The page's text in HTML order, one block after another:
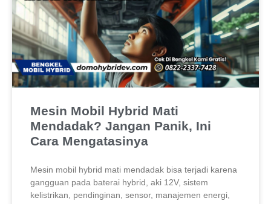
Mesin Mobil Hybrid Mati
Mendadak? Jangan Panik, Ini
Cara Mengatasinya
Mesin mobil hybrid mati mendadak bisa terjadi karena
gangguan pada baterai hybrid, aki 12V, sistem
kelistrikan, pendinginan, sensor, manajemen energi,